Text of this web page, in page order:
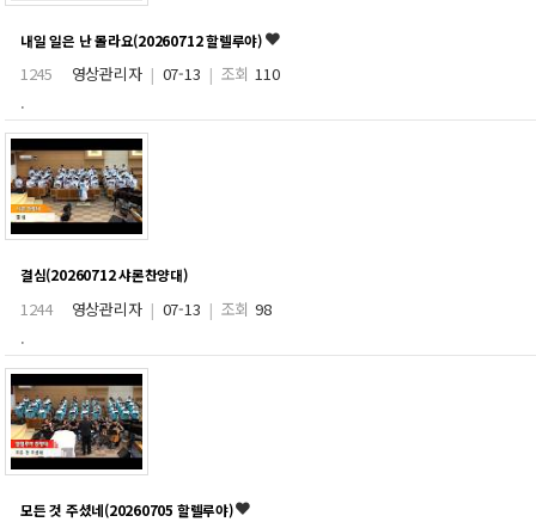
내일 일은 난 몰라요(20260712 할렐루야)
1245 영상관리자 | 07-13 | 조회 110
.
결심(20260712 샤론찬양대)
1244 영상관리자 | 07-13 | 조회 98
.
모든 것 주셨네(20260705 할렐루야)